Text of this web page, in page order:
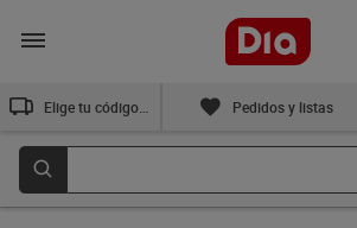
Pedidos y listas